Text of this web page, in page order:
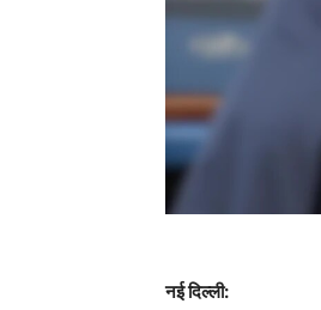
नई दिल्ली: